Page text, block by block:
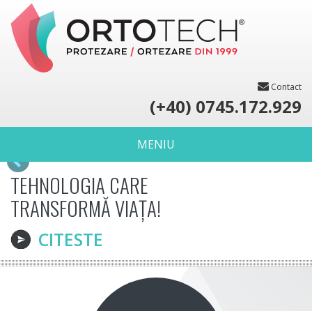
Contact
(+40) 0745.172.929
MENIU
TEHNOLOGIA CARE
TRANSFORMĂ VIAȚA!
CITESTE